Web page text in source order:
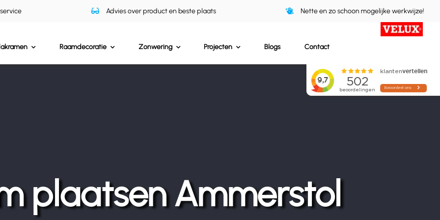
Advies over product en beste plaats Nette en zo schoon mogelijke werkwijze!
Raamdecoratie Zonwering Projecten Blogs Contact
plaatsen Ammerstol